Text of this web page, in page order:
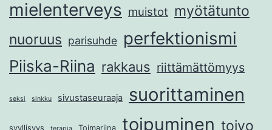
mielenterveys muistot myötätunto
nuoruus parisuhde perfektionismi
Piiska-Riina rakkaus riittämättömyys
seksi sinkku sivustaseuraaja suorittaminen
syyllisyys Toimariina toipuminen toivo